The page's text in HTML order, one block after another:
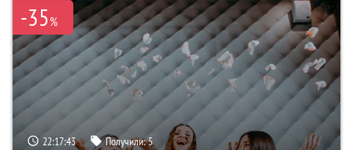
-35%
22:17:41 Получили:5